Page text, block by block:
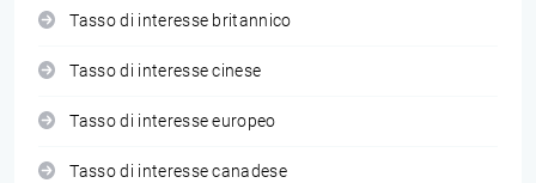
Tasso di interesse britannico
Tasso di interesse cinese
Tasso di interesse europeo
Tasso di interesse canadese